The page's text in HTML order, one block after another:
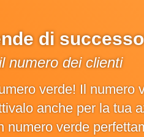
di
numero dei clienti
verde! Il
anche per la tua
verde